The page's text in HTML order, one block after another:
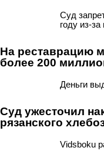
Суд
году из-
На реставрацию
более 200
Деньги
Суд ужесточил
рязанского
Vidsboku